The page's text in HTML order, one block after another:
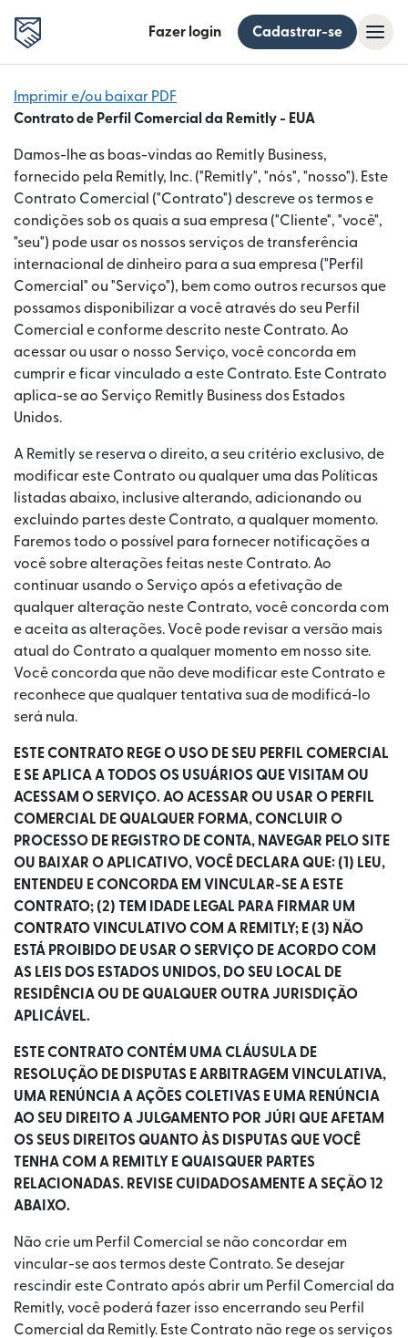
Fazer login Cadastrar-se
Imprimir e/ou baixar PDF
Contrato de Perfil Comercial da Remitly - EUA
Damos-lhe as boas-vindas ao Remitly Business,
fornecido pela Remitly, Inc. ("Remitly", "nós", "nosso"). Este
Contrato Comercial ("Contrato") descreve os termos e
condições sob os quais a sua empresa ("Cliente", "você",
"seu") pode usar os nossos serviços de transferência
internacional de dinheiro para a sua empresa ("Perfil
Comercial" ou "Serviço"), bem como outros recursos que
possamos disponibilizar a você através do seu Perfil
Comercial e conforme descrito neste Contrato. Ao
acessar ou usar o nosso Serviço, você concorda em
cumprir e ficar vinculado a este Contrato. Este Contrato
aplica-se ao Serviço Remitly Business dos Estados
Unidos.
A Remitly se reserva o direito, a seu critério exclusivo, de
modificar este Contrato ou qualquer uma das Políticas
listadas abaixo, inclusive alterando, adicionando ou
excluindo partes deste Contrato, a qualquer momento.
Faremos todo o possível para fornecer notificações a
você sobre alterações feitas neste Contrato. Ao
continuar usando o Serviço após a efetivação de
qualquer alteração neste Contrato, você concorda com
e aceita as alterações. Você pode revisar a versão mais
atual do Contrato a qualquer momento em nosso site.
Você concorda que não deve modificar este Contrato e
reconhece que qualquer tentativa sua de modificá-lo
será nula.
ESTE CONTRATO REGE O USO DE SEU PERFIL COMERCIAL
E SE APLICA A TODOS OS USUÁRIOS QUE VISITAM OU
ACESSAM O SERVIÇO. AO ACESSAR OU USAR O PERFIL
COMERCIAL DE QUALQUER FORMA, CONCLUIR O
PROCESSO DE REGISTRO DE CONTA, NAVEGAR PELO SITE
OU BAIXAR O APLICATIVO, VOCÊ DECLARA QUE: (1) LEU,
ENTENDEU E CONCORDA EM VINCULAR-SE A ESTE
CONTRATO; (2) TEM IDADE LEGAL PARA FIRMAR UM
CONTRATO VINCULATIVO COM A REMITLY; E (3) NÃO
ESTÁ PROIBIDO DE USAR O SERVIÇO DE ACORDO COM
AS LEIS DOS ESTADOS UNIDOS, DO SEU LOCAL DE
RESIDÊNCIA OU DE QUALQUER OUTRA JURISDIÇÃO
APLICÁVEL.
ESTE CONTRATO CONTÉM UMA CLÁUSULA DE
RESOLUÇÃO DE DISPUTAS E ARBITRAGEM VINCULATIVA,
UMA RENÚNCIA A AÇÕES COLETIVAS E UMA RENÚNCIA
AO SEU DIREITO A JULGAMENTO POR JÚRI QUE AFETAM
OS SEUS DIREITOS QUANTO ÀS DISPUTAS QUE VOCÊ
TENHA COM A REMITLY E QUAISQUER PARTES
RELACIONADAS. REVISE CUIDADOSAMENTE A SEÇÃO 12
ABAIXO.
Não crie um Perfil Comercial se não concordar em
vincular-se aos termos deste Contrato. Se desejar
rescindir este Contrato após abrir um Perfil Comercial da
Remitly, você poderá fazer isso encerrando seu Perfil
Comercial da Remitly. Este Contrato não rege os serviços